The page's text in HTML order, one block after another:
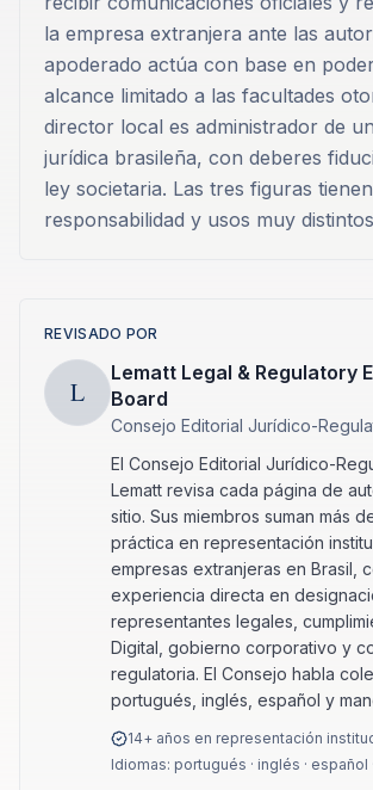
la empresa extranjera ante las
apoderado actúa con base en
alcance limitado a las facultades
director local es administrador de
jurídica brasileña, con deberes
ley societaria. Las tres figuras
responsabilidad y usos muy
REVISADO POR
L
Lematt Legal & Regulatory
Board
Consejo Editorial Jurídico-
El Consejo Editorial Jurídico-
Lematt revisa cada página de
sitio. Sus miembros suman más
práctica en representación
empresas extranjeras en Brasil,
experiencia directa en
representantes legales,
Digital, gobierno corporativo y
regulatoria. El Consejo habla
portugués, inglés, español y
14+ años en representación
Idiomas: portugués · inglés · español